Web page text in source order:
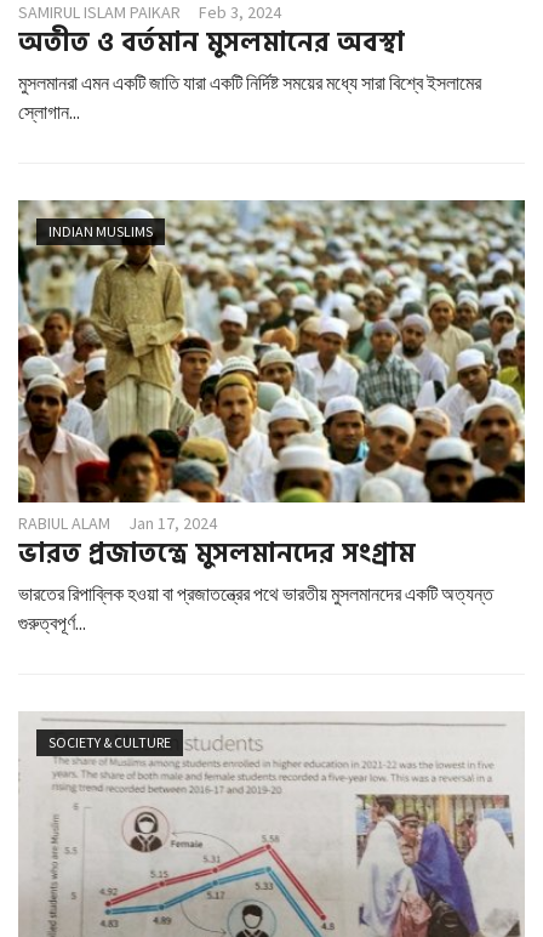
SAMIRUL ISLAM PAIKAR Feb 3, 2024
অতীত ও বর্তমান মুসলমানের অবস্থা
মুসলমানরা এমন একটি জাতি যারা একটি নির্দিষ্ট সময়ের মধ্যে সারা বিশ্বে ইসলামের
স্লোগান...
INDIAN MUSLIMS
RABIUL ALAM Jan 17, 2024
ভারত প্রজাতন্ত্রে মুসলমানদের সংগ্রাম
ভারতের রিপাব্লিক হওয়া বা প্রজাতন্ত্রের পথে ভারতীয় মুসলমানদের একটি অত্যন্ত
গুরুত্বপূর্ণ...
SOCIETY & CULTURE